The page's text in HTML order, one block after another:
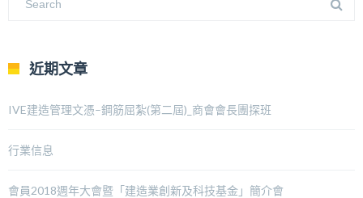
近期文章
IVE建造管理文憑–鋼筋屈紮(第二屆)_商會會長團探班
行業信息
會員2018週年大會暨「建造業創新及科技基金」簡介會